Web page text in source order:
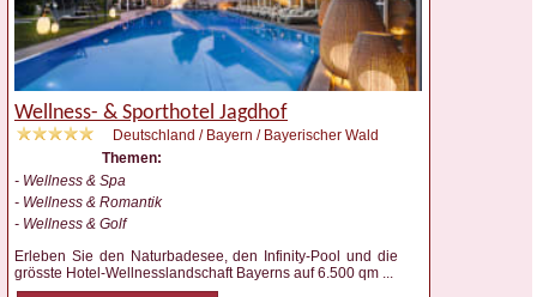
Wellness- & Sporthotel Jagdhof
Deutschland / Bayern / Bayerischer Wald
Themen:
- Wellness & Spa
- Wellness & Romantik
- Wellness & Golf
Erleben Sie den Naturbadesee, den Infinity-Pool und die
grösste Hotel-Wellnesslandschaft Bayerns auf 6.500 qm